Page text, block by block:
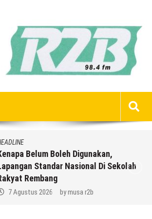
Belum Boleh Digunakan,
Standar Nasional Di Sekolah
Rembang
7 Agustus 2026 bymusa r2b